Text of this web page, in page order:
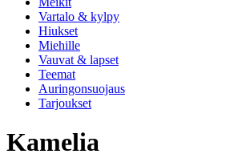
Vartalo & kylpy
Hiukset
Miehille
Vauvat & lapset
Teemat
Auringonsuojaus
Tarjoukset
Kamelia